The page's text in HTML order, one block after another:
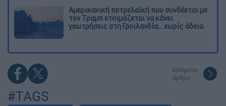
Αμερικανική πετρελαϊκή που συνδέεται με
τον Τραμπ ετοιμάζεται να κάνει
γεωτρήσεις στη Γροιλανδία... χωρίς άδεια
επόμενο
άρθρο
#TAGS